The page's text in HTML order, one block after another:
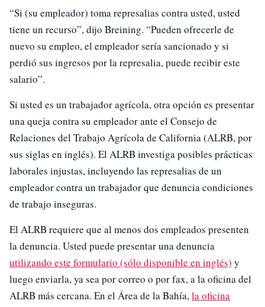
“Si (su empleador) toma represalias contra usted, usted
tiene un recurso”, dijo Breining. “Pueden ofrecerle de
nuevo su empleo, el empleador sería sancionado y si
perdió sus ingresos por la represalia, puede recibir este
salario”.
Si usted es un trabajador agrícola, otra opción es presentar
una queja contra su empleador ante el Consejo de
Relaciones del Trabajo Agrícola de California (ALRB, por
sus siglas en inglés). El ALRB investiga posibles prácticas
laborales injustas, incluyendo las represalias de un
empleador contra un trabajador que denuncia condiciones
de trabajo inseguras.
El ALRB requiere que al menos dos empleados presenten
la denuncia. Usted puede presentar una denuncia
utilizando este formulario (sólo disponible en inglés) y
luego enviarla, ya sea por correo o por fax, a la oficina del
ALRB más cercana. En el Área de la Bahía, la oficina